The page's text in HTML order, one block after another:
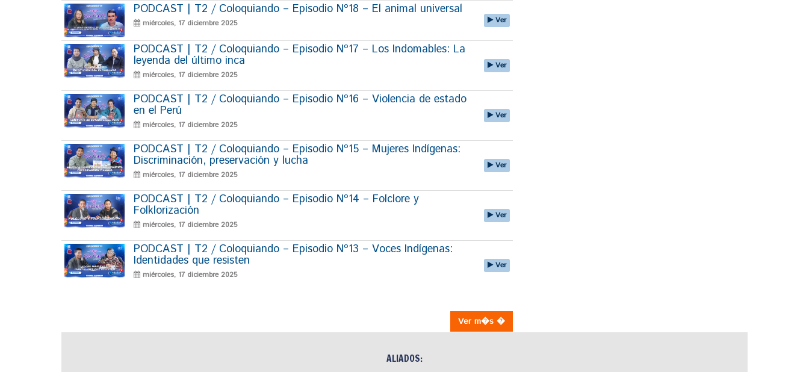
PODCAST | T2 / Coloquiando – Episodio Nº18 – El animal universal
miércoles, 17 diciembre 2025 Ver
PODCAST | T2 / Coloquiando – Episodio Nº17 – Los Indomables: La
leyenda del último inca
miércoles, 17 diciembre 2025
Ver
PODCAST | T2 / Coloquiando – Episodio Nº16 – Violencia de estado
en el Perú
miércoles, 17 diciembre 2025
Ver
PODCAST | T2 / Coloquiando – Episodio Nº15 – Mujeres Indígenas:
Discriminación, preservación y lucha
miércoles, 17 diciembre 2025
Ver
PODCAST | T2 / Coloquiando – Episodio Nº14 – Folclore y
Folklorización
miércoles, 17 diciembre 2025
Ver
PODCAST | T2 / Coloquiando – Episodio Nº13 – Voces Indígenas:
Identidades que resisten
miércoles, 17 diciembre 2025
Ver
Ver m�s �
ALIADOS: